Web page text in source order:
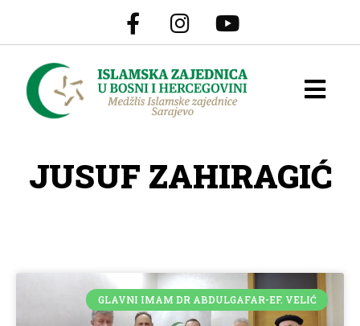
JUSUF ZAHIRAGIĆ
GLAVNI IMAM DR ABDULGAFAR-EF. VELIĆ